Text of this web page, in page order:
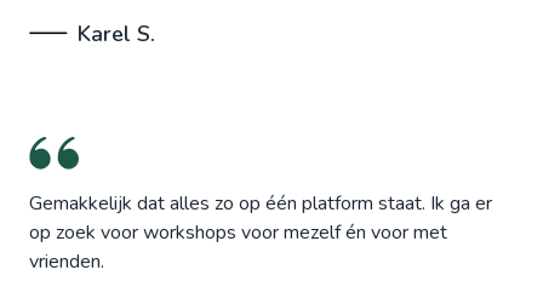
Karel S.
Gemakkelijk dat alles zo op één platform staat. Ik ga er
op zoek voor workshops voor mezelf én voor met
vrienden.